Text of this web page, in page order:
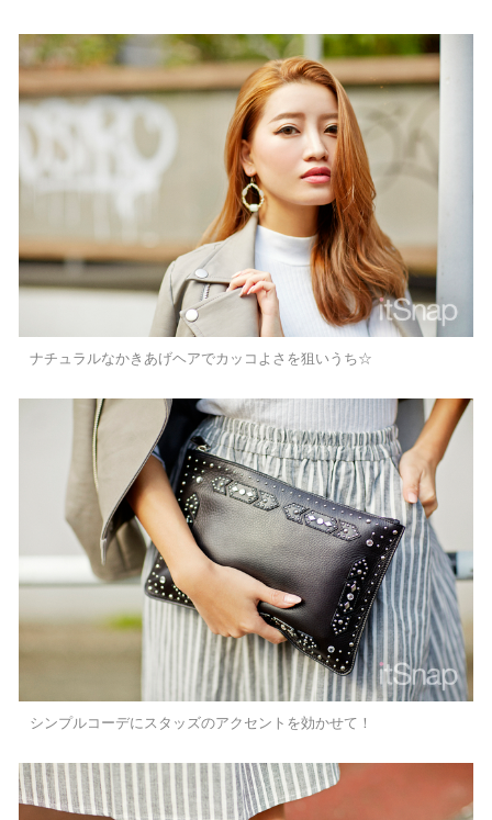
ナチュラルなかきあげヘアでカッコよさを狙いうち☆
シンプルコーデにスタッズのアクセントを効かせて！